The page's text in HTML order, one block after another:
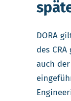
DORA
des
auch